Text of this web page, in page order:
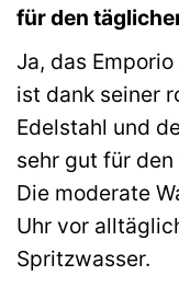
für den
Ja, das
ist dank seiner
Edelstahl und
sehr gut für
Die moderate
Uhr vor
Spritzwasser.